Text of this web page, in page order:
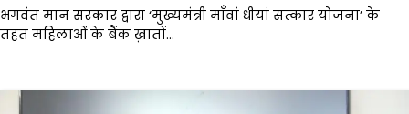
भगवंत मान सरकार द्वारा ‘मुख्यमंत्री माँवां धीयां सत्कार योजना’ के
तहत महिलाओं के बैंक ख़ातों…